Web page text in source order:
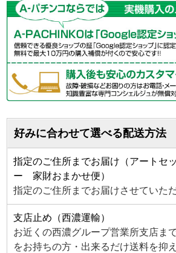
好みに合わせて選べる配送方法
指定のご住所までお届け（アートセ
ー 家財おまかせ便）
指定のご住所までお届けさせていた
支店止め（西濃運輸）
お近くの西濃グループ営業所支店ま
をお持ちの方・出来るだけ送料を抑